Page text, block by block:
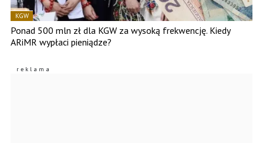
KGW
Ponad 500 mln zł dla KGW za wysoką frekwencję. Kiedy
ARiMR wypłaci pieniądze?